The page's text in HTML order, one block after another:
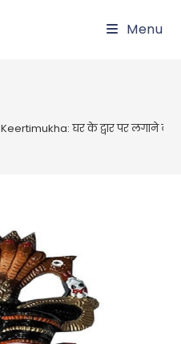
Menu
Keertimukha: घर के द्वार पर लगाने